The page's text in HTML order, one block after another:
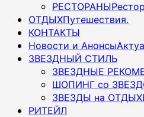
РЕСТОРАНЫ
ОТДЫХПутешествия.
КОНТАКТЫ
Новости и Анонсы
ЗВЕЗДНЫЙ СТИЛЬ
ЗВЕЗДНЫЕ
ШОПИНГ со
ЗВЕЗДЫ на
РИТЕЙЛ